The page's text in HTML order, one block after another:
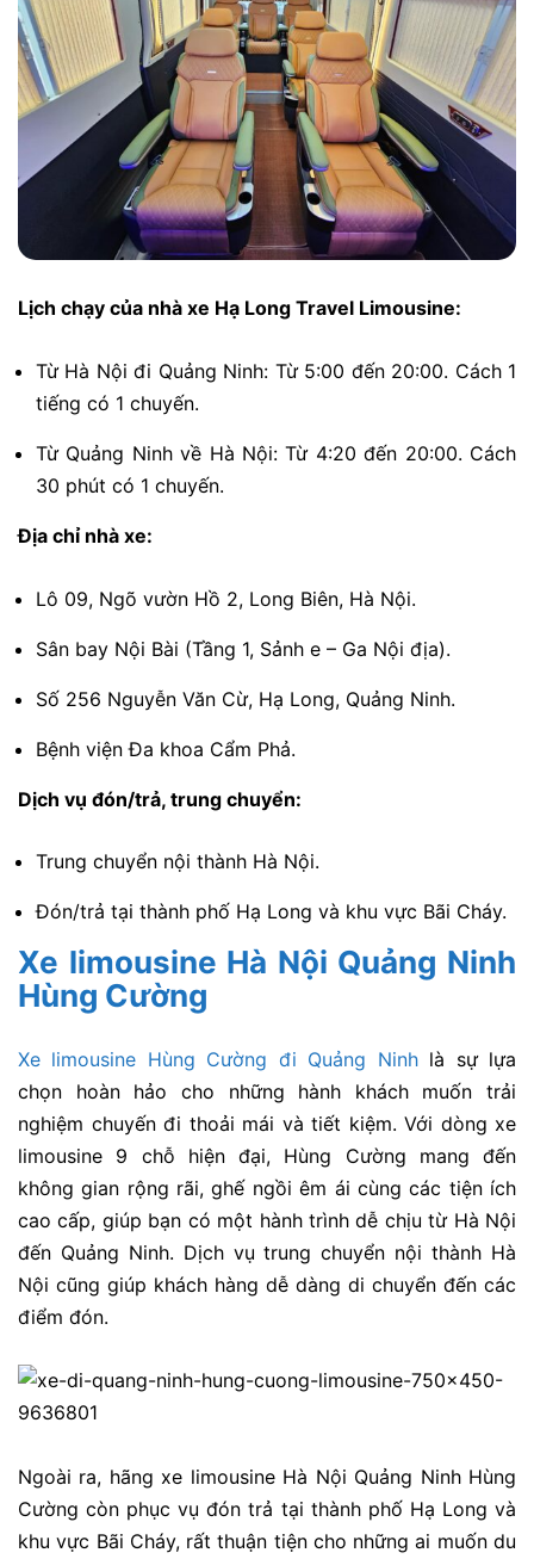
Lịch chạy của nhà xe Hạ Long Travel Limousine:
Từ Hà Nội đi Quảng Ninh: Từ 5:00 đến 20:00. Cách 1
tiếng có 1 chuyến.
Từ Quảng Ninh về Hà Nội: Từ 4:20 đến 20:00. Cách
30 phút có 1 chuyến.
Địa chỉ nhà xe:
Lô 09, Ngõ vườn Hồ 2, Long Biên, Hà Nội.
Sân bay Nội Bài (Tầng 1, Sảnh e – Ga Nội địa).
Số 256 Nguyễn Văn Cừ, Hạ Long, Quảng Ninh.
Bệnh viện Đa khoa Cẩm Phả.
Dịch vụ đón/trả, trung chuyển:
Trung chuyển nội thành Hà Nội.
Đón/trả tại thành phố Hạ Long và khu vực Bãi Cháy.
Xe limousine Hà Nội Quảng Ninh
Hùng Cường
Xe limousine Hùng Cường đi Quảng Ninhlà sự lựa
chọn hoàn hảo cho những hành khách muốn trải
nghiệm chuyến đi thoải mái và tiết kiệm. Với dòng xe
limousine 9 chỗ hiện đại, Hùng Cường mang đến
không gian rộng rãi, ghế ngồi êm ái cùng các tiện ích
cao cấp, giúp bạn có một hành trình dễ chịu từ Hà Nội
đến Quảng Ninh. Dịch vụ trung chuyển nội thành Hà
Nội cũng giúp khách hàng dễ dàng di chuyển đến các
điểm đón.
Ngoài ra, hãng xe limousine Hà Nội Quảng Ninh Hùng
Cường còn phục vụ đón trả tại thành phố Hạ Long và
khu vực Bãi Cháy, rất thuận tiện cho những ai muốn du